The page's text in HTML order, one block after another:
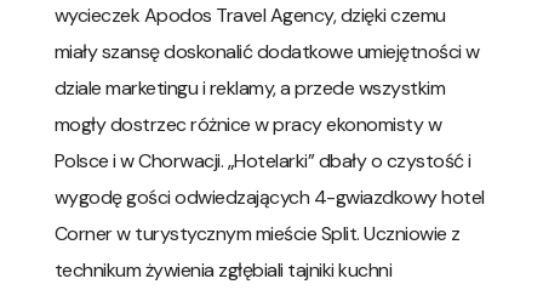
wycieczek Apodos Travel Agency, dzięki czemu
miały szansę doskonalić dodatkowe umiejętności w
dziale marketingu i reklamy, a przede wszystkim
mogły dostrzec różnice w pracy ekonomisty w
Polsce i w Chorwacji. „Hotelarki” dbały o czystość i
wygodę gości odwiedzających 4-gwiazdkowy hotel
Corner w turystycznym mieście Split. Uczniowie z
technikum żywienia zgłębiali tajniki kuchni